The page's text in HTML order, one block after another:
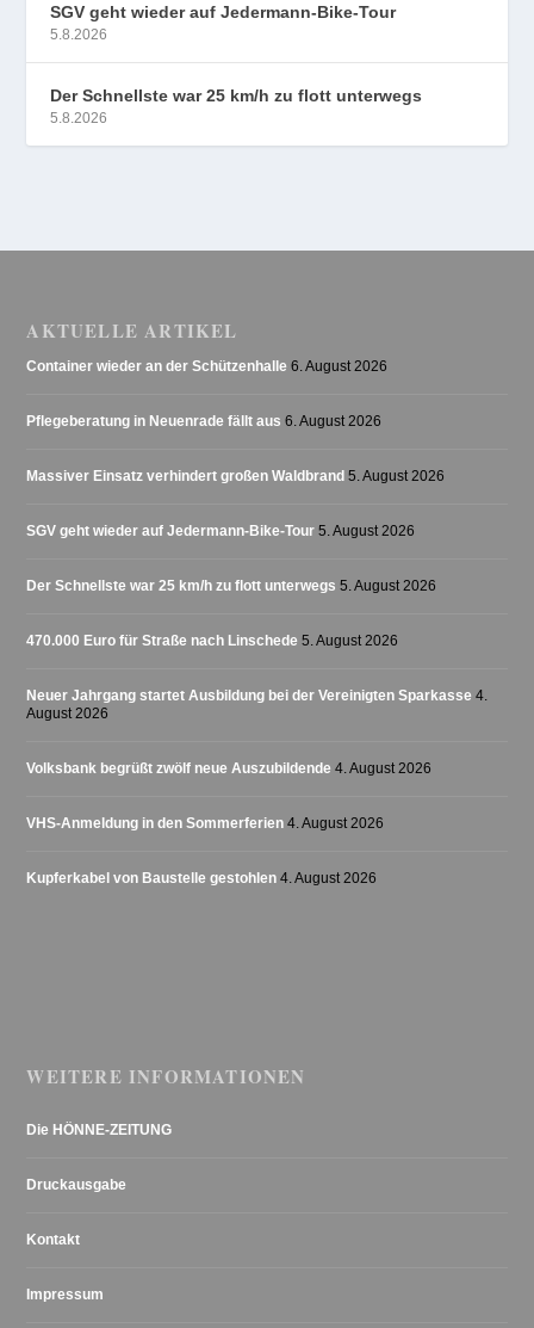
SGV geht wieder auf Jedermann-Bike-Tour
5.8.2026
Der Schnellste war 25 km/h zu flott unterwegs
5.8.2026
AKTUELLE ARTIKEL
Container wieder an der Schützenhalle 6. August 2026
Pflegeberatung in Neuenrade fällt aus 6. August 2026
Massiver Einsatz verhindert großen Waldbrand 5. August 2026
SGV geht wieder auf Jedermann-Bike-Tour 5. August 2026
Der Schnellste war 25 km/h zu flott unterwegs 5. August 2026
470.000 Euro für Straße nach Linschede 5. August 2026
Neuer Jahrgang startet Ausbildung bei der Vereinigten Sparkasse 4.
August 2026
Volksbank begrüßt zwölf neue Auszubildende 4. August 2026
VHS-Anmeldung in den Sommerferien 4. August 2026
Kupferkabel von Baustelle gestohlen 4. August 2026
WEITERE INFORMATIONEN
Die HÖNNE-ZEITUNG
Druckausgabe
Kontakt
Impressum